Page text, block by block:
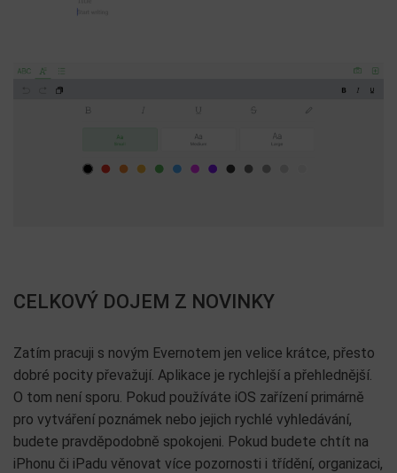
CELKOVÝ DOJEM Z NOVINKY
Zatím pracuji s novým Evernotem jen velice krátce, přesto
dobré pocity převažují. Aplikace je rychlejší a přehlednější.
O tom není sporu. Pokud používáte iOS zařízení primárně
pro vytváření poznámek nebo jejich rychlé vyhledávání,
budete pravděpodobně spokojeni. Pokud budete chtít na
iPhonu či iPadu věnovat více pozornosti i třídění, organizaci,